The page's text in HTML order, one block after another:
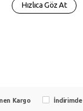
Hızlıca Göz At
Kargo İndirimde